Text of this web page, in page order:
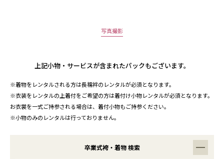
写真撮影
上記小物・サービスが含まれたパックもございます。
※着物をレンタルされる方は長襦袢のレンタルが必須となります。
※衣装をレンタルの上着付をご希望の方は着付け小物レンタルが必須となります。
お衣裳を一式ご持参される場合は、着付小物もご持参ください。
※小物のみのレンタルは行っておりません。
卒業式袴・着物 検索